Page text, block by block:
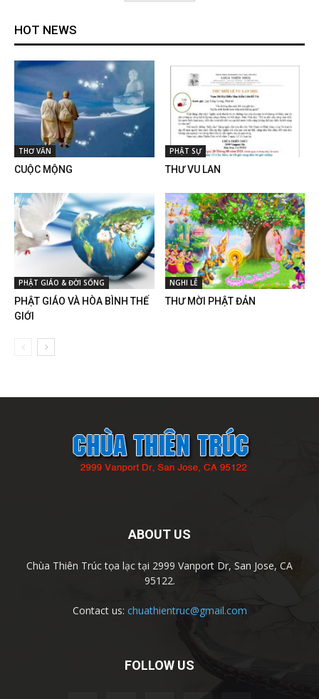
HOT NEWS
THƠ VĂN
CUỘC MỘNG
PHẬT SỰ
THƯ VU LAN
PHẬT GIÁO & ĐỜI SỐNG
PHẬT GIÁO VÀ HÒA BÌNH THẾ
GIỚI
NGHI LỄ
THƯ MỜI PHẬT ĐẢN
ABOUT US
Chùa Thiên Trúc tọa lạc tại 2999 Vanport Dr, San Jose, CA
95122.
Contact us: chuathientruc@gmail.com
FOLLOW US